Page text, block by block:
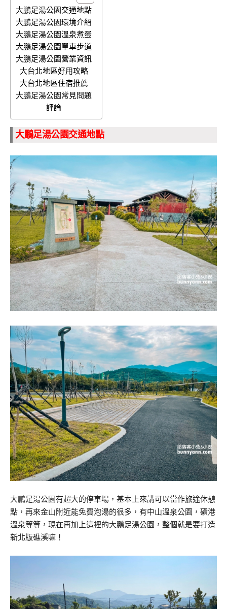
大鵬足湯公園交通地點
大鵬足湯公園環境介紹
大鵬足湯公園溫泉煮蛋
大鵬足湯公園單車步道
大鵬足湯公園營業資訊
大台北地區好用攻略
大台北地區住宿推薦
大鵬足湯公園常見問題
評論
大鵬足湯公園交通地點
大鵬足湯公園有超大的停車場，基本上來講可以當作旅途休憩
點，再來金山附近能免費泡湯的很多，有中山溫泉公園，磺港
溫泉等等，現在再加上這裡的大鵬足湯公園，整個就是要打造
新北版礁溪嘛！